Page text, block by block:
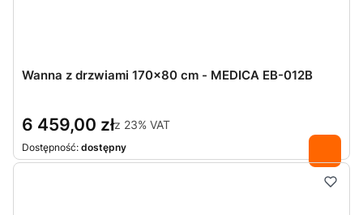
Wanna z drzwiami 170×80 cm - MEDICA EB-012B
6 459,00 złz 23% VAT
Dostępność: dostępny